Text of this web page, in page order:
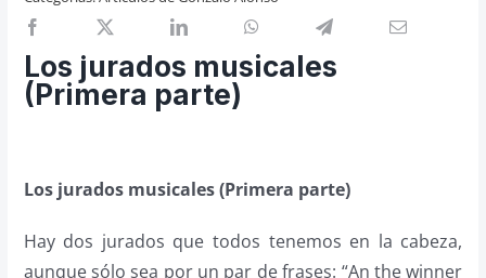
Recomendación
Cosas de Beckmesser
Nosotros y privacidad
Los jurados musicales
(Primera parte)
Los jurados musicales (Primera parte)
Hay dos jurados que todos tenemos en la cabeza,
aunque sólo sea por un par de frases: “An the winner